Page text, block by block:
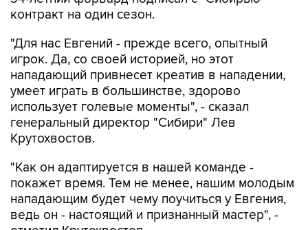
Фотохроника 7 августа